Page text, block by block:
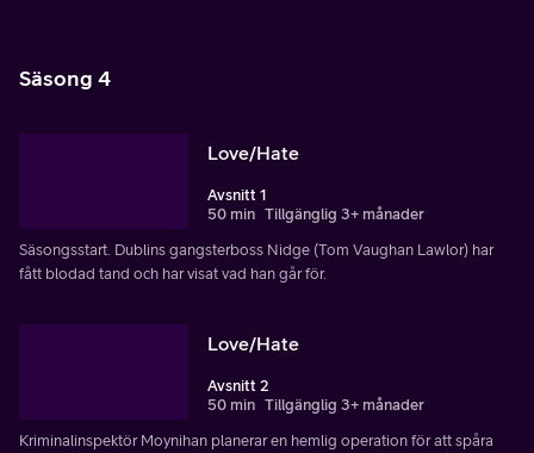
Säsong 4
Love/Hate
Avsnitt 1
50 min Tillgänglig 3+ månader
Säsongsstart. Dublins gangsterboss Nidge (Tom Vaughan Lawlor) har
fått blodad tand och har visat vad han går för.
Love/Hate
Avsnitt 2
50 min Tillgänglig 3+ månader
Kriminalinspektör Moynihan planerar en hemlig operation för att spåra